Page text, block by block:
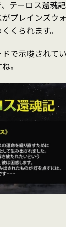
テーロス還魂
プレインズウ
くられます。
で示唆されて
。